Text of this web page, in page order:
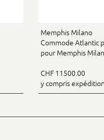
Memphis Milano
Commode Atlantic
pour Memphis
CHF 11500.00
y compris